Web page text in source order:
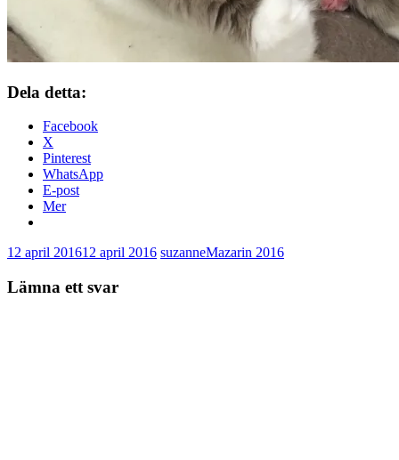
Dela detta:
Facebook
X
Pinterest
WhatsApp
E-post
Mer
12 april 201612 april 2016 suzanneMazarin 2016
Lämna ett svar